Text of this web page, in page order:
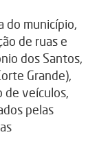
do município,
de ruas e
dos Santos,
Grande),
de veículos,
pelas